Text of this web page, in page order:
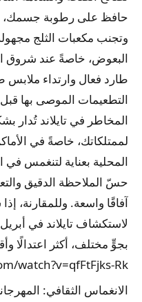
حافظ على رطوبة جسمك،
وتجنب مكعبات الثلج
البعوض، خاصةً عند شروق
طارد فعال وارتداء
التطعيمات الموصى بها قبل
المخاطر في تايلاند تُدار
لممتلكاتك، خاصةً في
المحلية بعناية لتنغمس في
حسّ الملاحظة الدقيق
آفاقًا واسعة. وللمقارنة،
لاستكشاف تايلاند في
بجوٍّ مختلف، أكثر اعتدالًا
watch?v=qfFtFjks-Rk
الانغماس الثقافي: